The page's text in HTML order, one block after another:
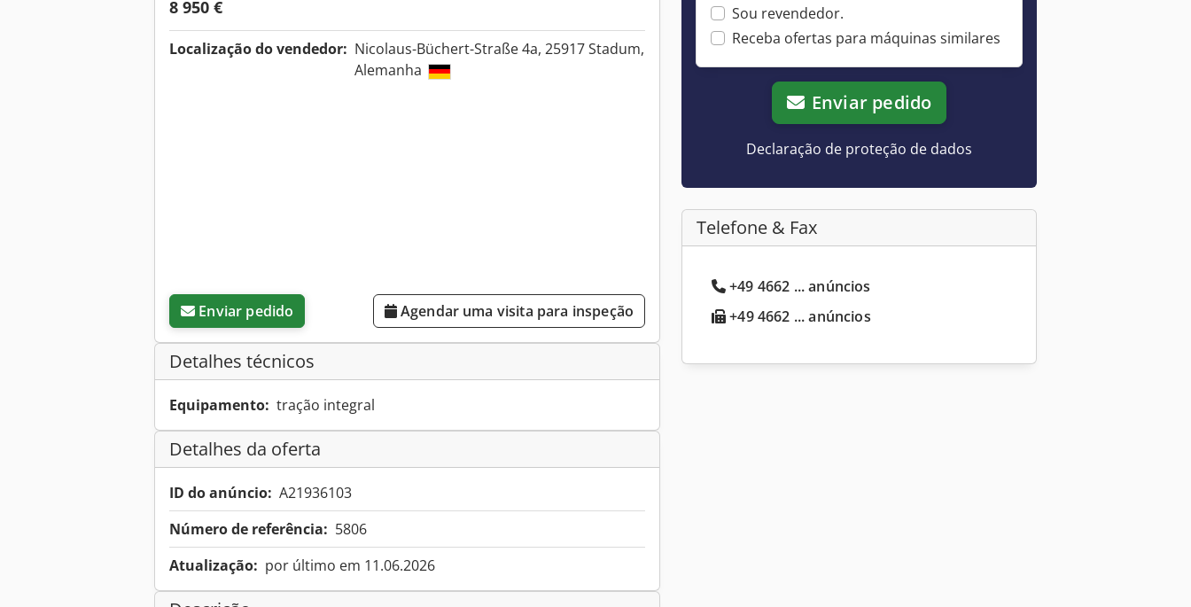
8 950 €
Localização do vendedor: Nicolaus-Büchert-Straße 4a, 25917 Stadum,
Alemanha
Enviar pedido Agendar uma visita para inspeção
Detalhes técnicos
Equipamento: tração integral
Detalhes da oferta
ID do anúncio: A21936103
Número de referência: 5806
Atualização: por último em 11.06.2026
Sou revendedor.
Receba ofertas para máquinas similares
Enviar pedido
Declaração de proteção de dados
Telefone & Fax
+49 4662 ... anúncios
+49 4662 ... anúncios